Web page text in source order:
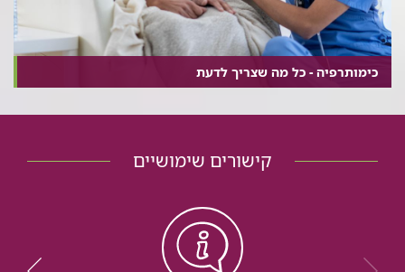
כימותרפיה - כל מה שצריך לדעת
קישורים שימושיים